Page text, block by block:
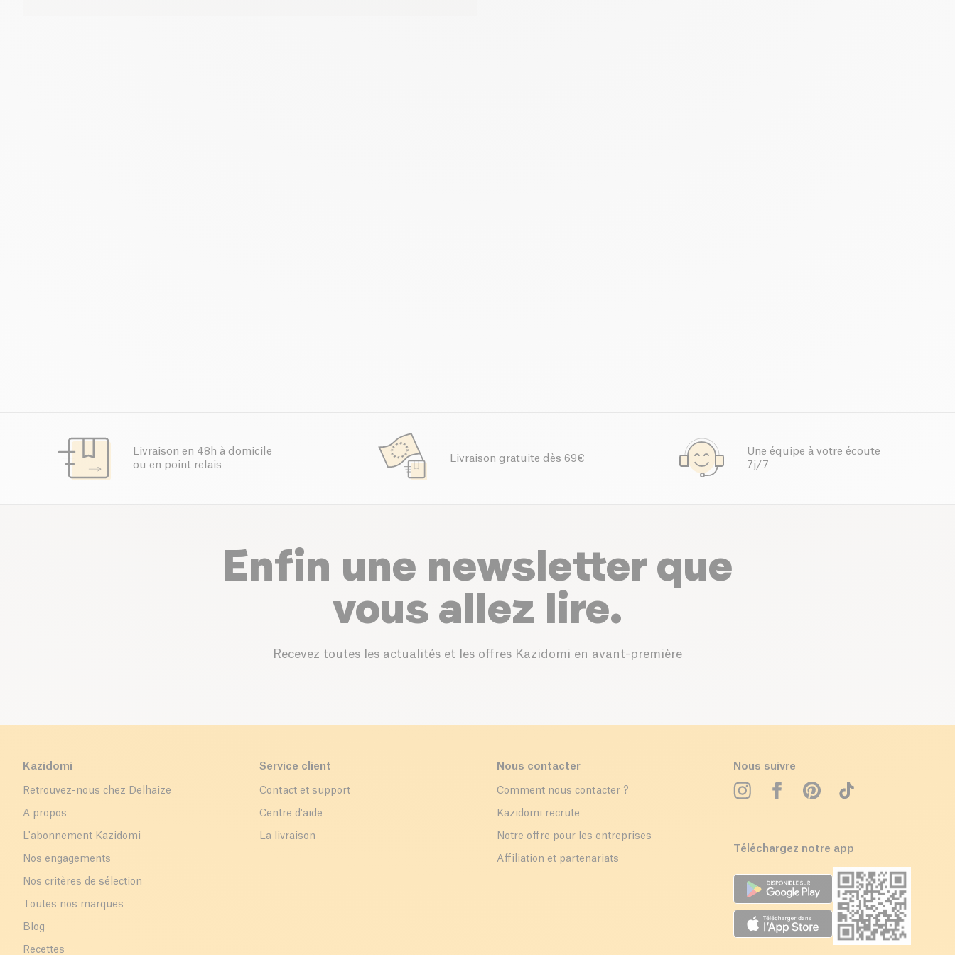
Livraison en 48h à domicile
ou en point relais
Livraison gratuite dès 69€
Une équipe à votre écoute
7j/7
Enfin une newsletter que
vous allez lire.
Recevez toutes les actualités et les offres Kazidomi en avant-première
Kazidomi
Retrouvez-nous chez Delhaize
A propos
L'abonnement Kazidomi
Nos engagements
Nos critères de sélection
Toutes nos marques
Blog
Recettes
Service client
Contact et support
Centre d'aide
La livraison
Nous contacter
Comment nous contacter ?
Kazidomi recrute
Notre offre pour les entreprises
Affiliation et partenariats
Nous suivre
Téléchargez notre app